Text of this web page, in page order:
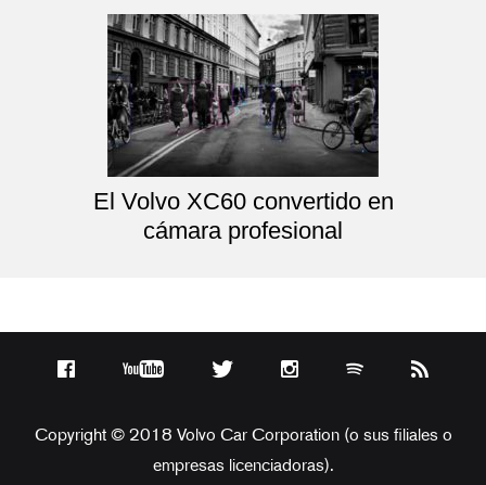
El Volvo XC60 convertido en
cámara profesional
Copyright © 2018 Volvo Car Corporation (o sus filiales o
empresas licenciadoras).